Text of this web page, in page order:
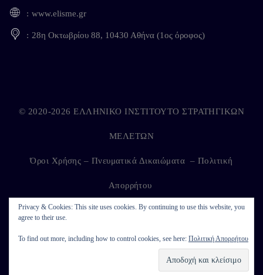
www.elisme.gr
28η Οκτωβρίου 88, 10430 Αθήνα (1ος όροφος)
Privacy & Cookies: This site uses cookies. By continuing to use this website, you
agree to their use.
To find out more, including how to control cookies, see here: Πολιτική Απορρήτου
© 2020-2026 ΕΛΛΗΝΙΚΟ ΙΝΣΤΙΤΟΥΤΟ ΣΤΡΑΤΗΓΙΚΩΝ
ΜΕΛΕΤΩΝ
Όροι Χρήσης – Πνευματικά Δικαιώματα – Πολιτική
Απορρήτου
Developed by